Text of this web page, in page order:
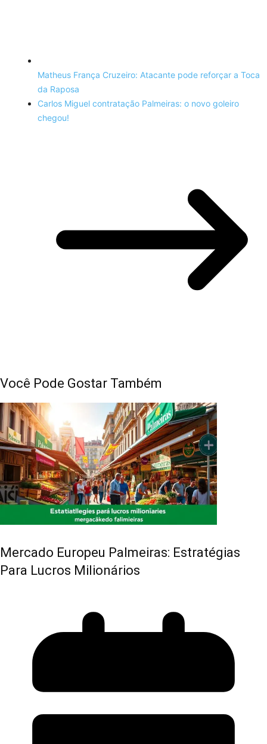
Matheus França Cruzeiro: Atacante pode reforçar a Toca
da Raposa
Carlos Miguel contratação Palmeiras: o novo goleiro
chegou!
Você Pode Gostar Também
Mercado Europeu Palmeiras: Estratégias
Para Lucros Milionários